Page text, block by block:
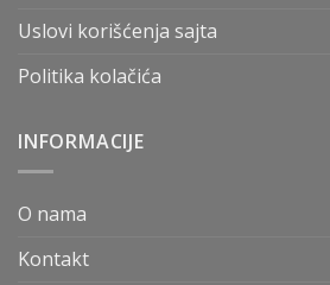
Uslovi korišćenja sajta
Politika kolačića
INFORMACIJE
O nama
Kontakt